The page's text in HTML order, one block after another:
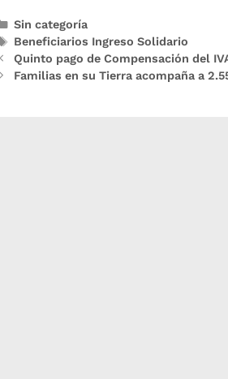
Sin categoría
Beneficiarios Ingreso Solidario
Quinto pago de Compensación del
Familias en su Tierra acompaña a